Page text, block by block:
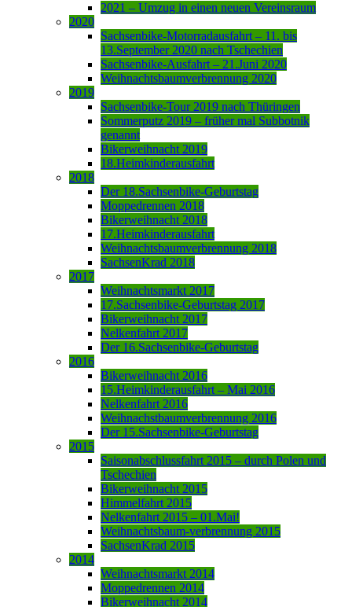
2021 – Umzug in einen neuen Vereinsraum
2020
Sachsenbike-Motorradausfahrt – 11. bis
13.September 2020 nach Tschechien
Sachsenbike-Ausfahrt – 21.Juni 2020
Weihnachtsbaumverbrennung 2020
2019
Sachsenbike-Tour 2019 nach Thüringen
Sommerputz 2019 – früher mal Subbotnik
genannt
Bikerweihnacht 2019
18.Heimkinderausfahrt
2018
Der 18.Sachsenbike-Geburtstag
Moppedrennen 2018
Bikerweihnacht 2018
17.Heimkinderausfahrt
Weihnachtsbaumverbrennung 2018
SachsenKrad 2018
2017
Weihnachtsmarkt 2017
17.Sachsenbike-Geburtstag 2017
Bikerweihnacht 2017
Nelkenfahrt 2017
Der 16.Sachsenbike-Geburtstag
2016
Bikerweihnacht 2016
15.Heimkinderausfahrt – Mai 2016
Nelkenfahrt 2016
Weihnachstbaumverbrennung 2016
Der 15.Sachsenbike-Geburtstag
2015
Saisonabschlussfahrt 2015 – durch Polen und
Tschechien
Bikerweihnacht 2015
Himmelfahrt 2015
Nelkenfahrt 2015 – 01.Mai!
Weihnachtsbaum-verbrennung 2015
SachsenKrad 2015
2014
Weihnachtsmarkt 2014
Moppedrennen 2014
Bikerweihnacht 2014